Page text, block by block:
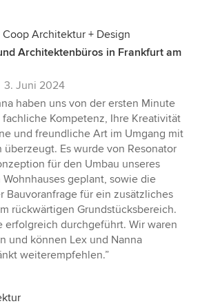
Coop Architektur + Design
Architektenbüros in Frankfurt am
3. Juni 2024
haben uns von der ersten Minute
Kompetenz, Ihre Kreativität
und freundliche Art im Umgang mit
überzeugt. Es wurde von Resonator
für den Umbau unseres
geplant, sowie die
Bauvoranfrage für ein zusätzliches
rückwärtigen Grundstücksbereich.
erfolgreich durchgeführt. Wir waren
und können Lex und Nanna
weiterempfehlen.”